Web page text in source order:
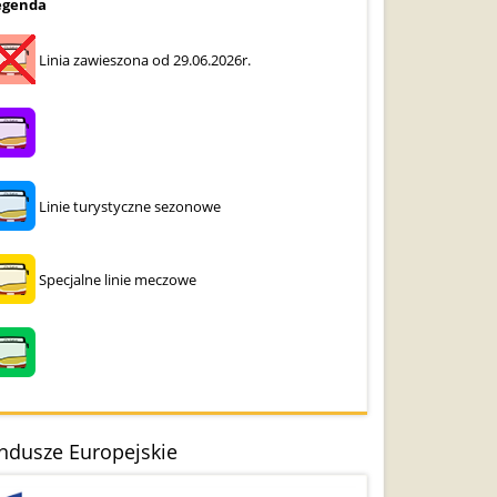
Linia zawieszona od 29.06.2026r.
Linie turystyczne sezonowe
Specjalne linie meczowe
Europejskie